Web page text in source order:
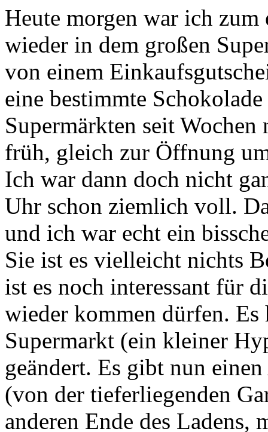
Heute morgen war ich
wieder in dem großen
von einem
eine bestimmte
Supermärkten seit
früh, gleich zur Öffnung
Ich war dann doch nicht
Uhr schon ziemlich voll.
und ich war echt ein
Sie ist es vielleicht nichts
ist es noch interessant für
wieder kommen dürfen.
Supermarkt (ein kleiner
geändert. Es gibt nun
(von der tieferliegenden
anderen Ende des Ladens,